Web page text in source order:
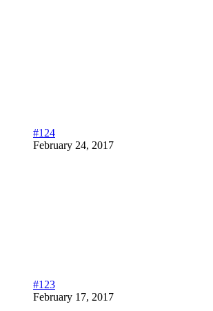
#124
February 24, 2017
#123
February 17, 2017